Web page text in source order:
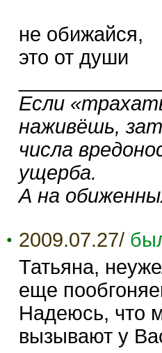
не обижайся,
это от души
Если
наживёшь,
числа
ущерба.
А на
2009.07.27/
Татьяна,
еще
Надеюсь, что
вызывают у